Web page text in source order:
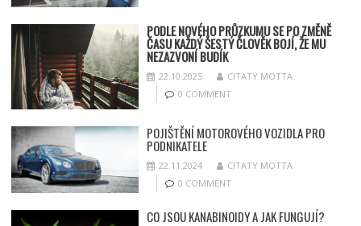
PODLE NOVÉHO PRŮZKUMU SE PO ZMĚNĚ
ČASU KAŽDÝ ŠESTÝ ČLOVĚK BOJÍ, ŽE MU
NEZAZVONÍ BUDÍK
22.10.2025
CITATY MOTTA
0 COMMENT
POJIŠTĚNÍ MOTOROVÉHO VOZIDLA PRO
PODNIKATELE
22.11.2024
CITATY MOTTA
0 COMMENT
CO JSOU KANABINOIDY A JAK FUNGUJÍ?